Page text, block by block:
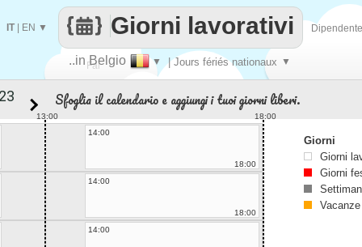
Fai
..in Belgio ▼ | Jours fériés nationaux ▼
Giorni lavorativi
IT| EN ▼
Sfoglia il calendario e aggiungi i tuoi giorni liberi.
13:00
18:00
14:00
18:00
14:00
18:00
14:00
Giorni
Giorni
Giorni
Vacanze